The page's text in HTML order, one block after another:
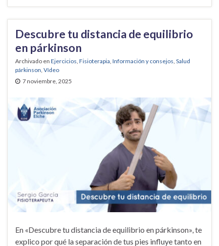
Descubre tu distancia de equilibrio
en párkinson
Archivado en Ejercicios, Fisioterapia, Información y consejos, Salud
párkinson, Vídeo
7 noviembre, 2025
En «Descubre tu distancia de equilibrio en párkinson», te
explico por qué la separación de tus pies influye tanto en